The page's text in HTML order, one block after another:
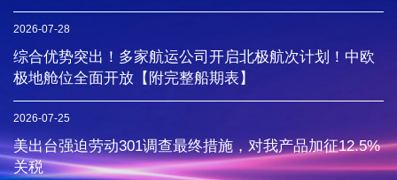
2026-07-28
综合优势突出！多家航运公司开启北极航次计划！中欧
极地舱位全面开放【附完整船期表】
2026-07-25
美出台强迫劳动301调查最终措施，对我产品加征12.5%
关税